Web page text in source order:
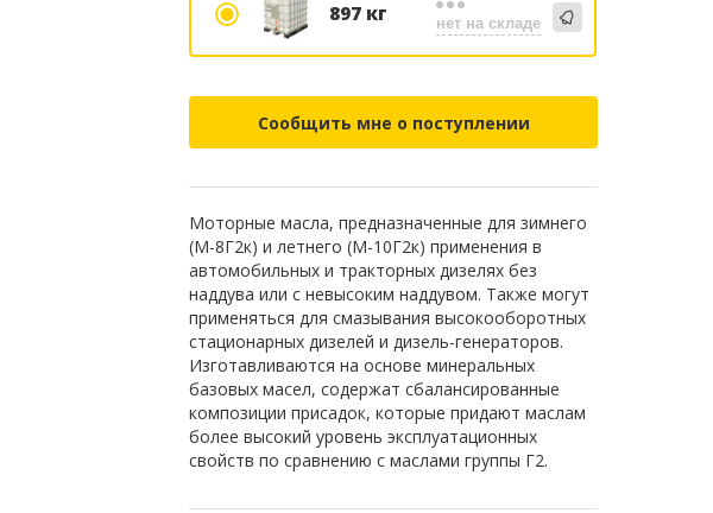
897 кг нет на складе
Сообщить мне о поступлении
Моторные масла, предназначенные для зимнего
(М-8Г2к) и летнего (М-10Г2к) применения в
автомобильных и тракторных дизелях без
наддува или с невысоким наддувом. Также могут
применяться для смазывания высокооборотных
стационарных дизелей и дизель-генераторов.
Изготавливаются на основе минеральных
базовых масел, содержат сбалансированные
композиции присадок, которые придают маслам
более высокий уровень эксплуатационных
свойств по сравнению с маслами группы Г2.